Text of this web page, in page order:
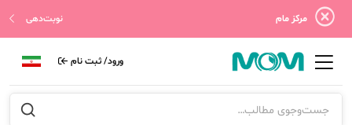
مرکز مام نوبت‌دهی
ورود/ ثبت نام